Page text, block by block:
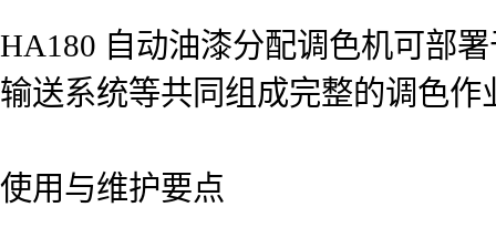
HA180 自动油漆分配调色机可部
输送系统等共同组成完整的调色
使用与维护要点